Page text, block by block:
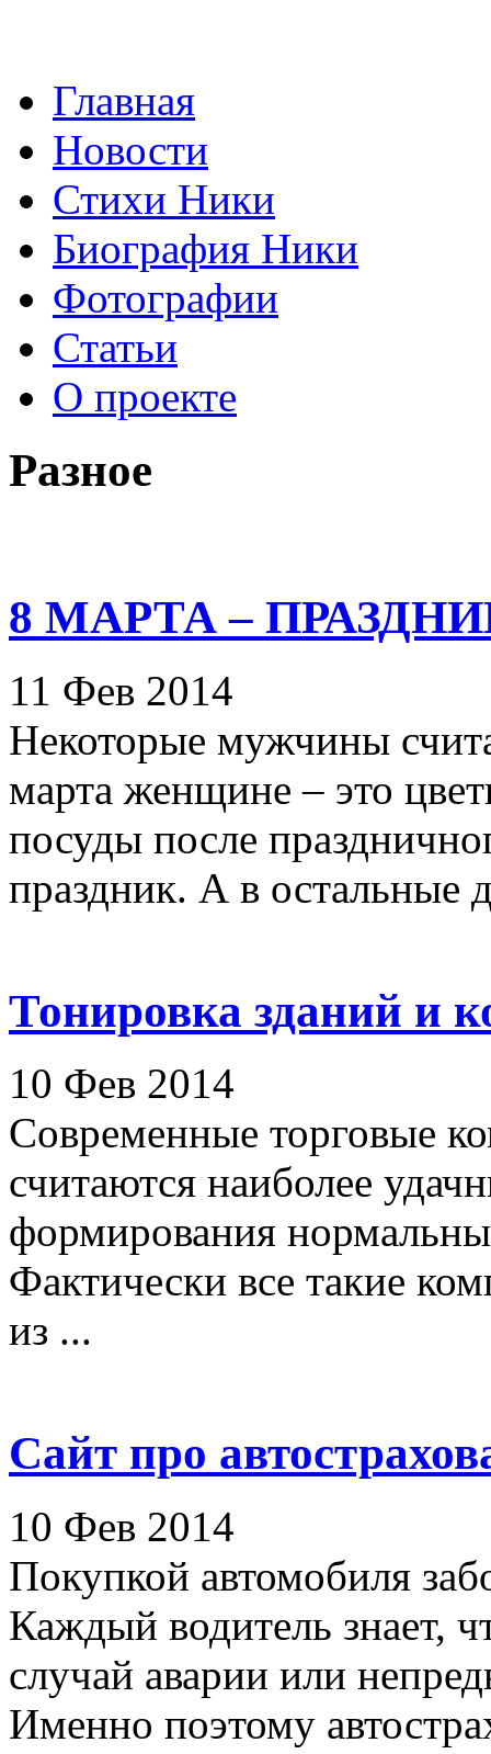
Главная
Новости
Стихи Ники
Биография Ники
Фотографии
Статьи
О проекте
Разное
8 МАРТА –
11 Фев 2014
Некоторые мужчины
марта женщине – это
посуды после
праздник. А в остальные
Тонировка зданий и
10 Фев 2014
Современные торговые
считаются наиболее
формирования
Фактически все такие
из ...
Сайт про
10 Фев 2014
Покупкой автомобиля
Каждый водитель знает,
случай аварии или
Именно поэтому